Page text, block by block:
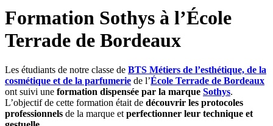
Formation Sothys à l’École
Terrade de Bordeaux
Les étudiants de notre classe de BTS Métiers de l’esthétique, de la
cosmétique et de la parfumerie de l’École Terrade de Bordeaux
ont suivi une formation dispensée par la marque Sothys.
L’objectif de cette formation était de découvrir les protocoles
professionnels de la marque et perfectionner leur technique et